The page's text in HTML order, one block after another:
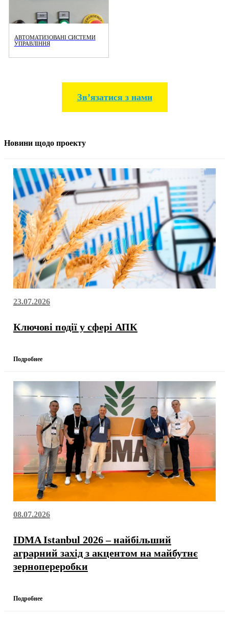
АВТОМАТИЗОВАНІ СИСТЕМИ
УПРАВЛІННЯ
Звʼязатися з нами
Новини щодо проекту
23.07.2026
Ключові події у сфері АПК
Подробнее
08.07.2026
IDMA Istanbul 2026 – найбільший
аграрний захід з акцентом на майбутнє
зернопереробки
Подробнее